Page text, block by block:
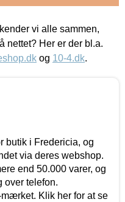
vi alle sammen,
nettet? Her er der bl.a.
og 10-4.dk.
butik i Fredericia, og
via deres webshop.
end 50.000 varer, og
over telefon.
Klik her for at se